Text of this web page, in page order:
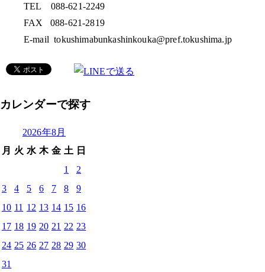
TEL 088-621-2249
FAX 088-621-2819
E-mail tokushimabunkashinkouka@pref.tokushima.jp
カレンダーで探す
2026年8月
月 火 水 木 金 土 日
1
2
3
4 5 6 7 8
9
10 11 12 13 14 15 16
17 18 19 20 21 22 23
24 25 26 27 28 29 30
31